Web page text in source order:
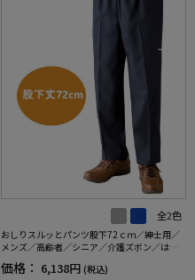
全2色
おしりスルッとパンツ股下72ｃｍ／紳士用／
メンズ／高齢者／シニア／介護ズボン／はき
やすい／ウエストゴム／敬老の日／ギフト／
プレゼント【CF】
価格： 6,138円 (税込)